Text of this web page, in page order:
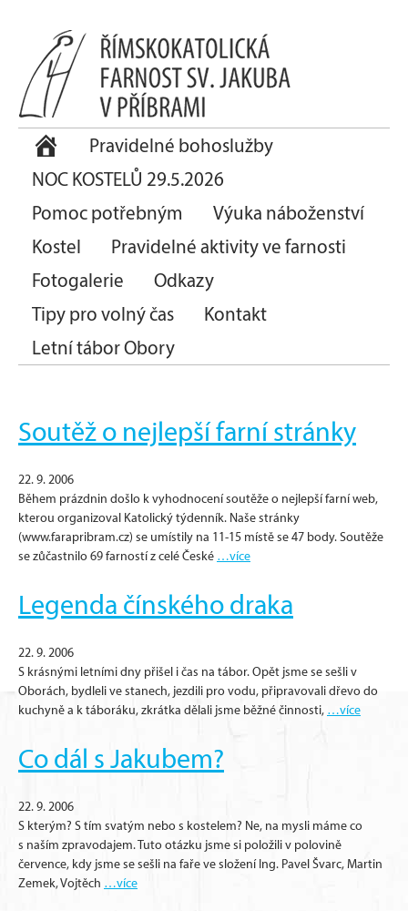
Pravidelné bohoslužby
NOC KOSTELŮ 29.5.2026
Pomoc potřebným
Výuka náboženství
Kostel
Pravidelné aktivity ve farnosti
Fotogalerie
Odkazy
Tipy pro volný čas
Kontakt
Letní tábor Obory
Soutěž o nejlepší farní stránky
22. 9. 2006
Během prázdnin došlo k vyhodnocení soutěže o nejlepší farní web,
kterou organizoval Katolický týdenník. Naše stránky
(www.farapribram.cz) se umístily na 11-15 místě se 47 body. Soutěže
se zůčastnilo 69 farností z celé České …více
Legenda čínského draka
22. 9. 2006
S krásnými letními dny přišel i čas na tábor. Opět jsme se sešli v
Oborách, bydleli ve stanech, jezdili pro vodu, připravovali dřevo do
kuchyně a k táboráku, zkrátka dělali jsme běžné činnosti, …více
Co dál s Jakubem?
22. 9. 2006
S kterým? S tím svatým nebo s kostelem? Ne, na mysli máme co
s naším zpravodajem. Tuto otázku jsme si položili v polovině
července, kdy jsme se sešli na faře ve složení Ing. Pavel Švarc, Martin
Zemek, Vojtěch …více